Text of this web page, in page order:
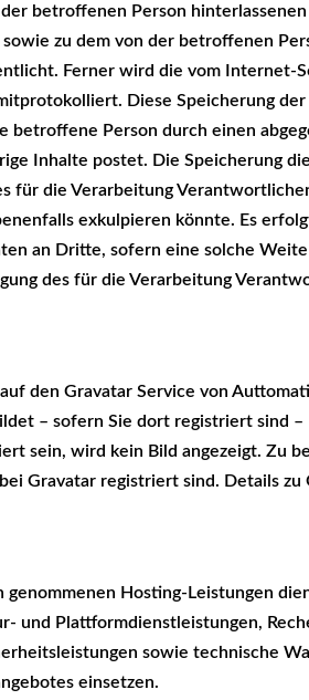
betroffenen Person
zu dem von der betroffenen
Ferner wird die vom Internet-
Diese Speicherung
betroffene Person durch einen
Inhalte postet. Die Speicherung
für die Verarbeitung
exkulpieren könnte. Es
an Dritte, sofern eine solche
des für die Verarbeitung
den Gravatar Service von
– sofern Sie dort registriert sind
sein, wird kein Bild angezeigt. Zu
Gravatar registriert sind. Details zu
genommenen Hosting-Leistungen
und Plattformdienstleistungen,
sowie technische
einsetzen.